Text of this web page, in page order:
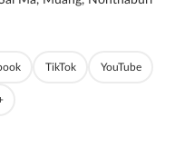
TikTok YouTube